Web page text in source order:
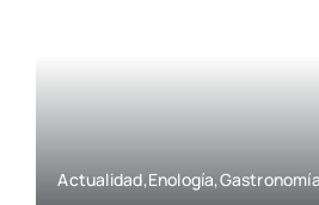
Actualidad,Enología,Gastronomía